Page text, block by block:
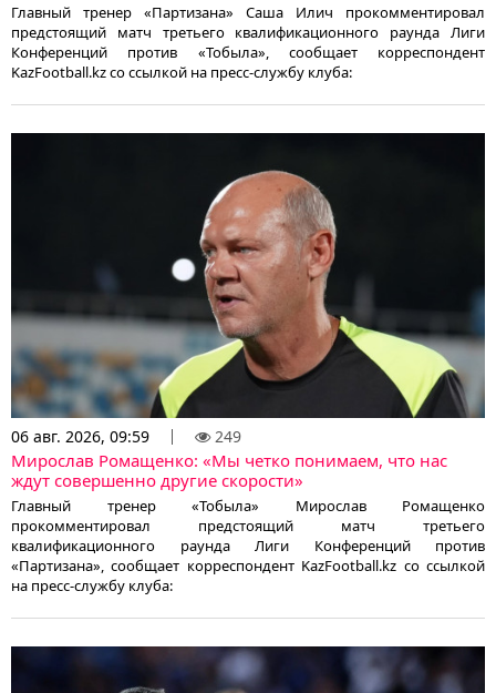
Главный тренер «Партизана» Саша Илич прокомментировал
предстоящий матч третьего квалификационного раунда Лиги
Конференций против «Тобыла», сообщает корреспондент
KazFootball.kz со ссылкой на пресс-службу клуба:
06 авг. 2026, 09:59 249
Мирослав Ромащенко: «Мы четко понимаем, что нас
ждут совершенно другие скорости»
Главный тренер «Тобыла» Мирослав Ромащенко
прокомментировал предстоящий матч третьего
квалификационного раунда Лиги Конференций против
«Партизана», сообщает корреспондент KazFootball.kz со ссылкой
на пресс-службу клуба: